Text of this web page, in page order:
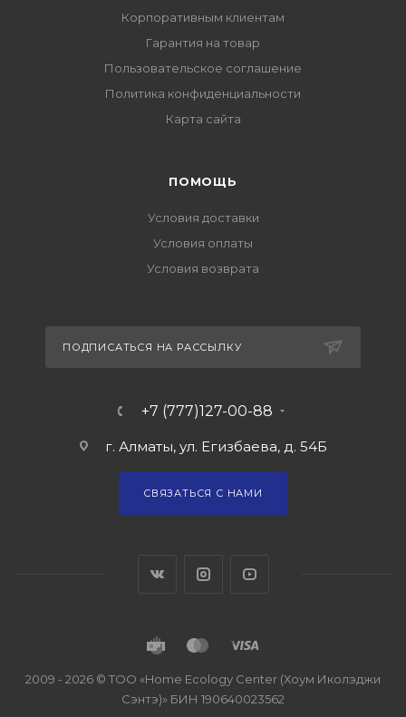
Корпоративным клиентам
Гарантия на товар
Пользовательское соглашение
Политика конфиденциальности
Карта сайта
ПОМОЩЬ
Условия доставки
Условия оплаты
Условия возврата
ПОДПИСАТЬСЯ НА РАССЫЛКУ
+7 (777)127-00-88
г. Алматы, ул. Егизбаева, д. 54Б
СВЯЗАТЬСЯ С НАМИ
2009 - 2026 © ТОО «Home Ecology Center (Хоум Иколэджи
Сэнтэ)» БИН 190640023562